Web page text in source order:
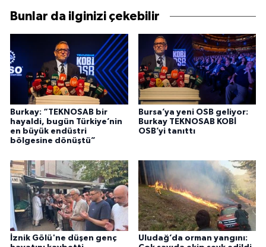
Bunlar da ilginizi çekebilir
Burkay: “TEKNOSAB bir
hayaldi, bugün Türkiye’nin
en büyük endüstri
bölgesine dönüştü”
Bursa’ya yeni OSB geliyor:
Burkay TEKNOSAB KOBİ
OSB’yi tanıttı
İznik Gölü'ne düşen genç
Uludağ’da orman yangını: